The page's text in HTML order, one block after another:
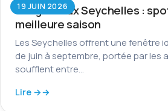
19 JUIN 2026
Wingfoil aux Seychelles :
meilleure saison
Les Seychelles offrent une fenêtre
de juin à septembre, portée par les
soufflent entre…
Lire →